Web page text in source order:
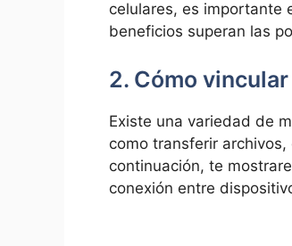
celulares, es importante
beneficios superan las
2. Cómo
Existe una variedad de
como transferir
continuación, te
conexión entre